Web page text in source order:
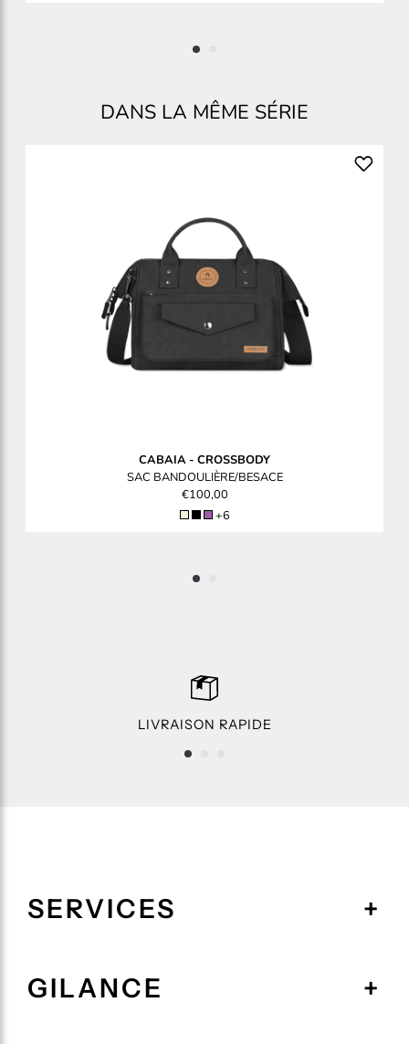
DANS LA MÊME SÉRIE
CABAIA- CROSSBODY
SAC BANDOULIÈRE/BESACE
€100,00
+6
LIVRAISON RAPIDE
SERVICES
GILANCE